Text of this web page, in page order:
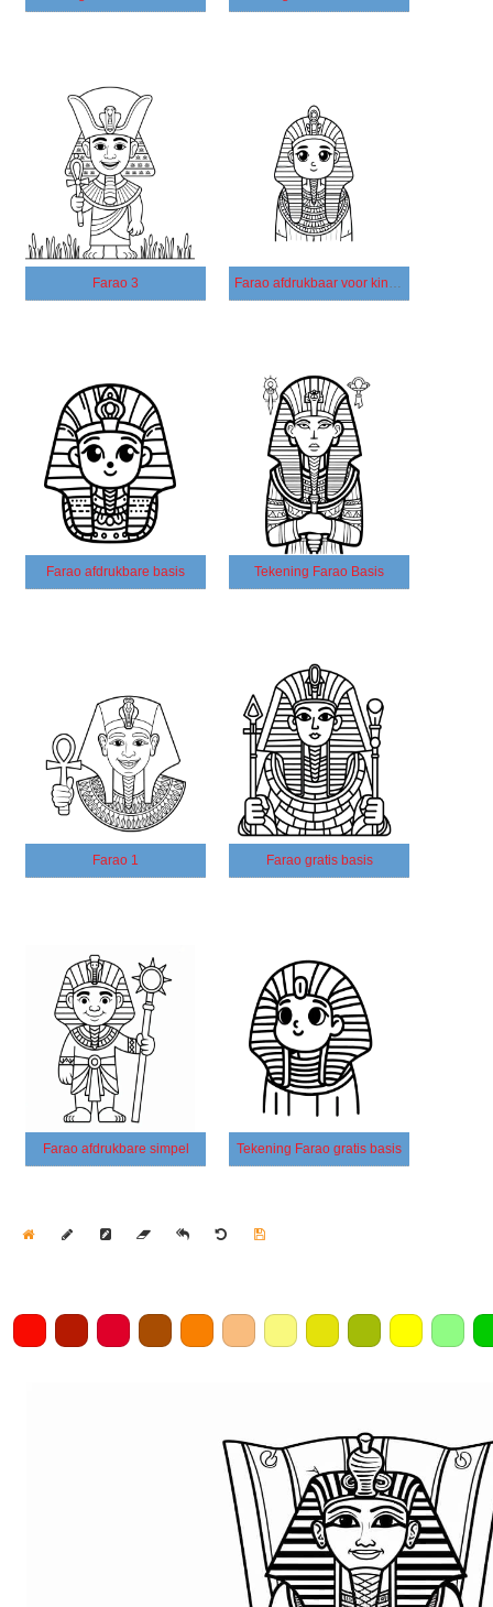
Farao 3 Farao afdrukbaar voor kinderen
Farao afdrukbare basis Tekening Farao Basis
Farao 1 Farao gratis basis
Farao afdrukbare simpel Tekening Farao gratis basis